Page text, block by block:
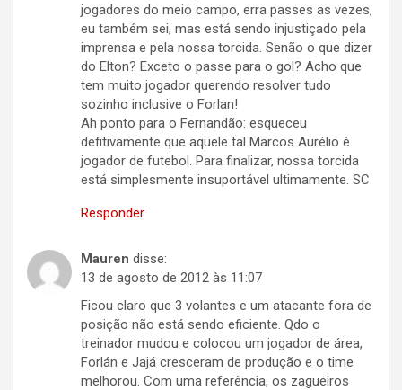
jogadores do meio campo, erra passes as vezes,
eu também sei, mas está sendo injustiçado pela
imprensa e pela nossa torcida. Senão o que dizer
do Elton? Exceto o passe para o gol? Acho que
tem muito jogador querendo resolver tudo
sozinho inclusive o Forlan!
Ah ponto para o Fernandão: esqueceu
defitivamente que aquele tal Marcos Aurélio é
jogador de futebol. Para finalizar, nossa torcida
está simplesmente insuportável ultimamente. SC
Responder
Mauren disse:
13 de agosto de 2012 às 11:07
Ficou claro que 3 volantes e um atacante fora de
posição não está sendo eficiente. Qdo o
treinador mudou e colocou um jogador de área,
Forlán e Jajá cresceram de produção e o time
melhorou. Com uma referência, os zagueiros